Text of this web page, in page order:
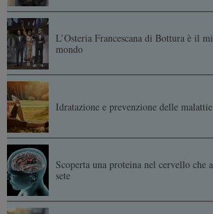
L’Osteria Francescana di Bottura è il
mondo
Idratazione e prevenzione delle malattie
Scoperta una proteina nel cervello che
sete